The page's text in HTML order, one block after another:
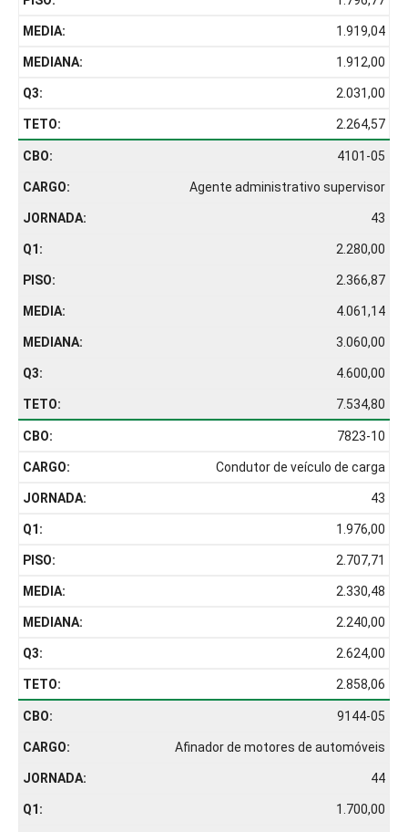
1.919,04
1.912,00
2.031,00
2.264,57
4101-05
Agente administrativo supervisor
43
2.280,00
2.366,87
4.061,14
3.060,00
4.600,00
7.534,80
7823-10
Condutor de veículo de carga
43
1.976,00
2.707,71
2.330,48
2.240,00
2.624,00
2.858,06
9144-05
Afinador de motores de automóveis
44
1.700,00